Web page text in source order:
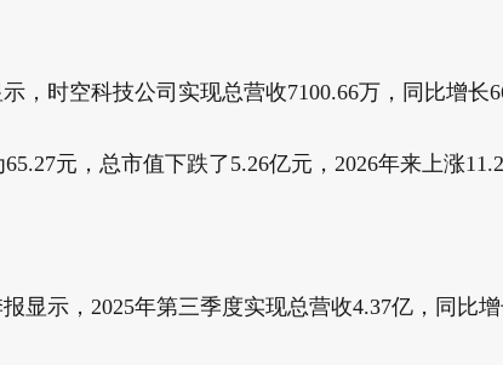
，时空科技公司实现总营收7100.66万，同比增长
元，总市值下跌了5.26亿元，2026年来上涨
显示，2025年第三季度实现总营收4.37亿，同比增